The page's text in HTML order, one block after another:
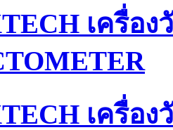
เครื่อ
เครื่อ